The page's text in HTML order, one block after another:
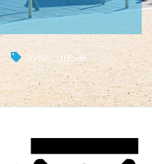
aviso,greve